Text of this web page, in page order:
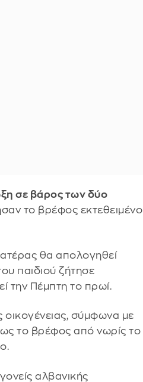
σε βάρος των δύο
το βρέφος εκτεθειμένο
θα απολογηθεί
παιδιού ζήτησε
την Πέμπτη το πρωί.
οικογένειας, σύμφωνα με
το βρέφος από νωρίς το
αλβανικής